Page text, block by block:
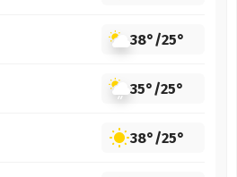
38°/25°
35°/25°
38°/25°